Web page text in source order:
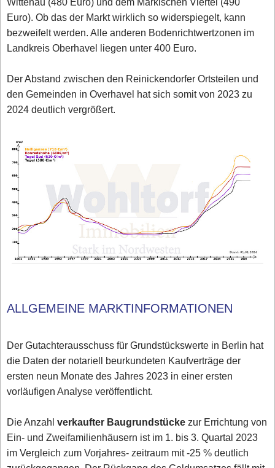
Euro). Ob das der Markt wirklich so widerspiegelt, kann
bezweifelt werden. Alle anderen Bodenrichtwertzonen im
Landkreis Oberhavel liegen unter 400 Euro.
Der Abstand zwischen den Reinickendorfer Ortsteilen und
den Gemeinden in Overhavel hat sich somit von 2023 zu
2024 deutlich vergrößert.
ALLGEMEINE MARKTINFORMATIONEN
Der Gutachterausschuss für Grundstückswerte in Berlin hat
die Daten der notariell beurkundeten Kaufverträge der
ersten neun Monate des Jahres 2023 in einer ersten
vorläufigen Analyse veröffentlicht.
Die Anzahlverkaufter Baugrundstückezur Errichtung von
Ein- und Zweifamilienhäusern ist im 1. bis 3. Quartal 2023
im Vergleich zum Vorjahres- zeitraum mit -25 % deutlich